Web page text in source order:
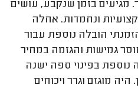
מגיעים בזמן שנקבע, עושים
ונחמדות. אחלה
הובלה נוספת עבור
גמישות והגזמה במחיר
נוספת בפינוי ספה ישנה
היה מוגזם וגרר ויכוחים